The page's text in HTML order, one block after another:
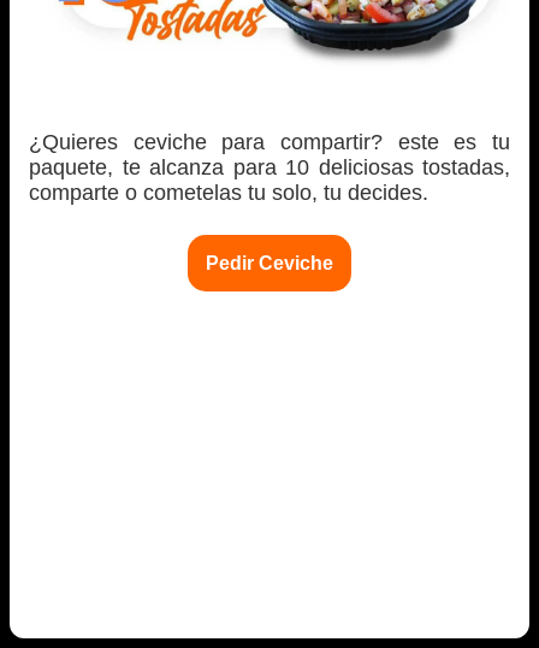
¿Quieres ceviche para compartir? este es tu
paquete, te alcanza para 10 deliciosas tostadas,
comparte o cometelas tu solo, tu decides.
Pedir Ceviche